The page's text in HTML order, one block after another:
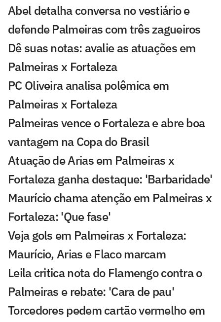
Abel detalha conversa no vestiário e
defende Palmeiras com três zagueiros
Dê suas notas: avalie as atuações em
Palmeiras x Fortaleza
PC Oliveira analisa polêmica em
Palmeiras x Fortaleza
Palmeiras vence o Fortaleza e abre boa
vantagem na Copa do Brasil
Atuação de Arias em Palmeiras x
Fortaleza ganha destaque: 'Barbaridade'
Maurício chama atenção em Palmeiras x
Fortaleza: 'Que fase'
Veja gols em Palmeiras x Fortaleza:
Maurício, Arias e Flaco marcam
Leila critica nota do Flamengo contra o
Palmeiras e rebate: 'Cara de pau'
Torcedores pedem cartão vermelho em